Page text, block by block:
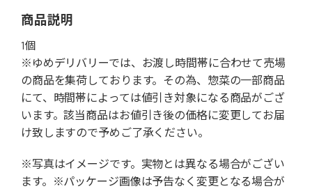
商品説明
1個
※ゆめデリバリーでは、お渡し時間帯に合わせて売場
の商品を集荷しております。その為、惣菜の一部商品
にて、時間帯によっては値引き対象になる商品がござ
います。該当商品はお値引き後の価格に変更してお届
け致しますので予めご了承ください。
※写真はイメージです。実物とは異なる場合がござい
ます。※パッケージ画像は予告なく変更となる場合が